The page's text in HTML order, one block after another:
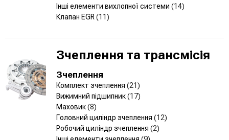
Інші елементи вихлопної системи (14)
Клапан EGR (11)
Зчеплення та трансмісія
Зчеплення
Комплект зчеплення (21)
Вижимний підшипник(17)
Маховик(8)
Головний циліндр зчеплення (12)
Робочий циліндр зчеплення (2)